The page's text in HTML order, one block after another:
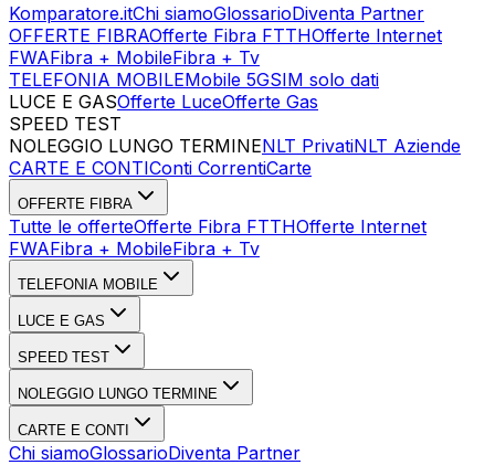
Komparatore.itChi siamoGlossarioDiventa Partner
OFFERTE FIBRAOfferte Fibra FTTHOfferte Internet
FWAFibra + MobileFibra + Tv
TELEFONIA MOBILEMobile 5GSIM solo dati
LUCE E GASOfferte LuceOfferte Gas
SPEED TEST
NOLEGGIO LUNGO TERMINENLT PrivatiNLT Aziende
CARTE E CONTIConti CorrentiCarte
OFFERTE FIBRA
Tutte le offerteOfferte Fibra FTTHOfferte Internet
FWAFibra + MobileFibra + Tv
TELEFONIA MOBILE
LUCE E GAS
SPEED TEST
NOLEGGIO LUNGO TERMINE
CARTE E CONTI
Chi siamoGlossarioDiventa Partner